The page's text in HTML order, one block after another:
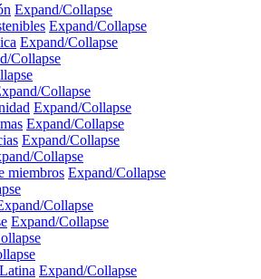
Expand/Collapse
Expand/Collapse
Expand/Collapse
Collapse
Collapse
Expand/Collapse
Expand/Collapse
Expand/Collapse
Collapse
miembros Expand/Collapse
Collapse
Expand/Collapse
Expand/Collapse